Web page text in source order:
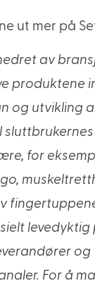
ut mer på
av
produktene
og utvikling
for
levedyktig
og
For å